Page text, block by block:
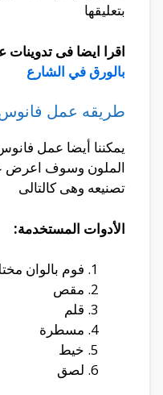
بتعليقها
اقرا ايضا فى تدوينات
بالورق في الشارع
طريقه عمل
يمكننا أيضا عمل
الملون وسوف اعرض
تصنيعه وهى كالتالى
الأدوات المستخدمة:
فوم بالوان
مقص
قلم
مسطرة
خيط
لصق